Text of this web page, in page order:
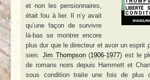
et non les pensionnaires,
était fou à lier. Il n’y avait
qu’une façon de survivre
là-bas se montrer encore
plus dur que le directeur et avoir un esprit
sien. Jim Thompson(1906-1977) est le
de romans noirs depuis Hammett et
sous condition traite une fois de plus